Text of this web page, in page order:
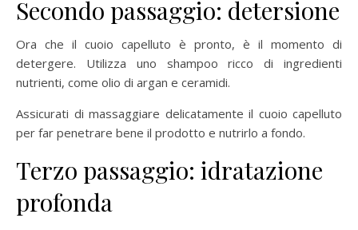
Secondo passaggio: detersione
Ora che il cuoio capelluto è pronto, è il momento di
detergere. Utilizza uno shampoo ricco di ingredienti
nutrienti, come olio di argan e ceramidi.
Assicurati di massaggiare delicatamente il cuoio capelluto
per far penetrare bene il prodotto e nutrirlo a fondo.
Terzo passaggio: idratazione
profonda